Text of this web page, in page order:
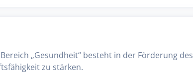
„Gesundheit“ besteht in der Förderung des
zu stärken.